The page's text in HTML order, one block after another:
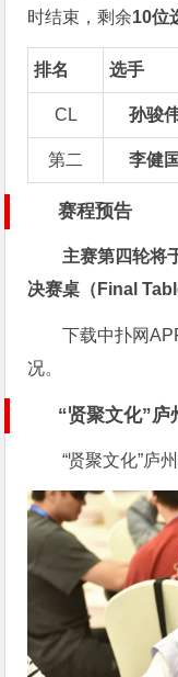
时结束，剩余10位
排名 选手
CL 孙骏
第二 李健国
赛程预告
主赛第四轮将
决赛桌（Final
下载中扑网
况。
“贤聚文化”庐
“贤聚文化”庐